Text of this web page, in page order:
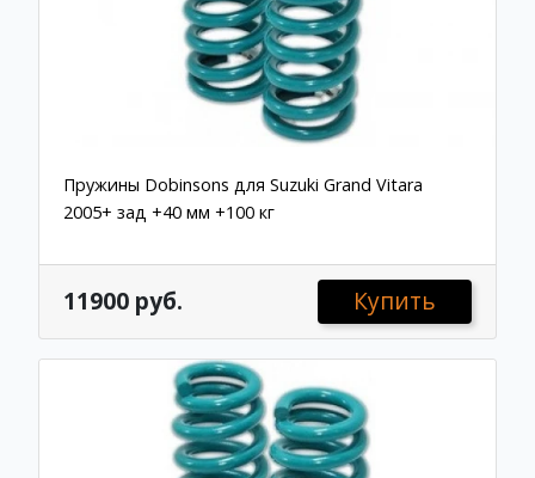
Пружины Dobinsons для Suzuki Grand Vitara
2005+ зад +40 мм +100 кг
11900 руб. Купить